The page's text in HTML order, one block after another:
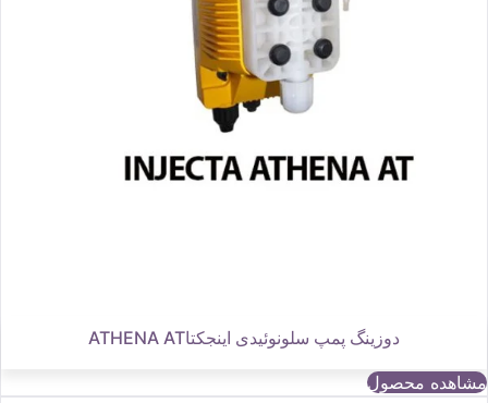
دوزینگ پمپ سلونوئیدی اینجکتاATHENA AT
مشاهده محصول